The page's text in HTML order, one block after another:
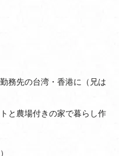
務先の台湾・香港に（兄は
と農場付きの家で暮らし作